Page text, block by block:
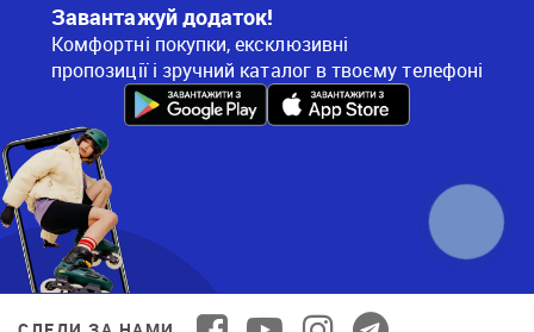
Завантажуй додаток!
Комфортні покупки, ексклюзивні
пропозиції і зручний каталог в твоєму телефоні